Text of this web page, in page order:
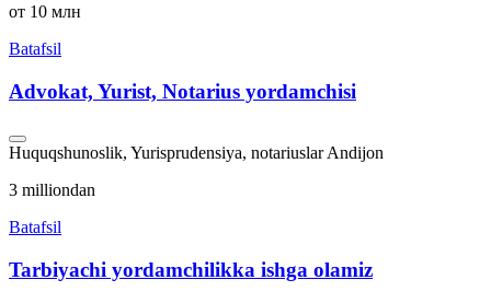
от 10 млн
Batafsil
Advokat, Yurist, Notarius yordamchisi
Huquqshunoslik, Yurisprudensiya, notariuslarAndijon
3 milliondan
Batafsil
Tarbiyachi yordamchilikka ishga olamiz